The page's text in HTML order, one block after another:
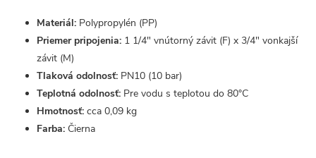
Materiál: Polypropylén (PP)
Priemer pripojenia: 1 1/4" vnútorný závit (F) x 3/4" vonkajší
závit (M)
Tlaková odolnosť: PN10 (10 bar)
Teplotná odolnosť: Pre vodu s teplotou do 80°C
Hmotnosť: cca 0,09 kg
Farba: Čierna